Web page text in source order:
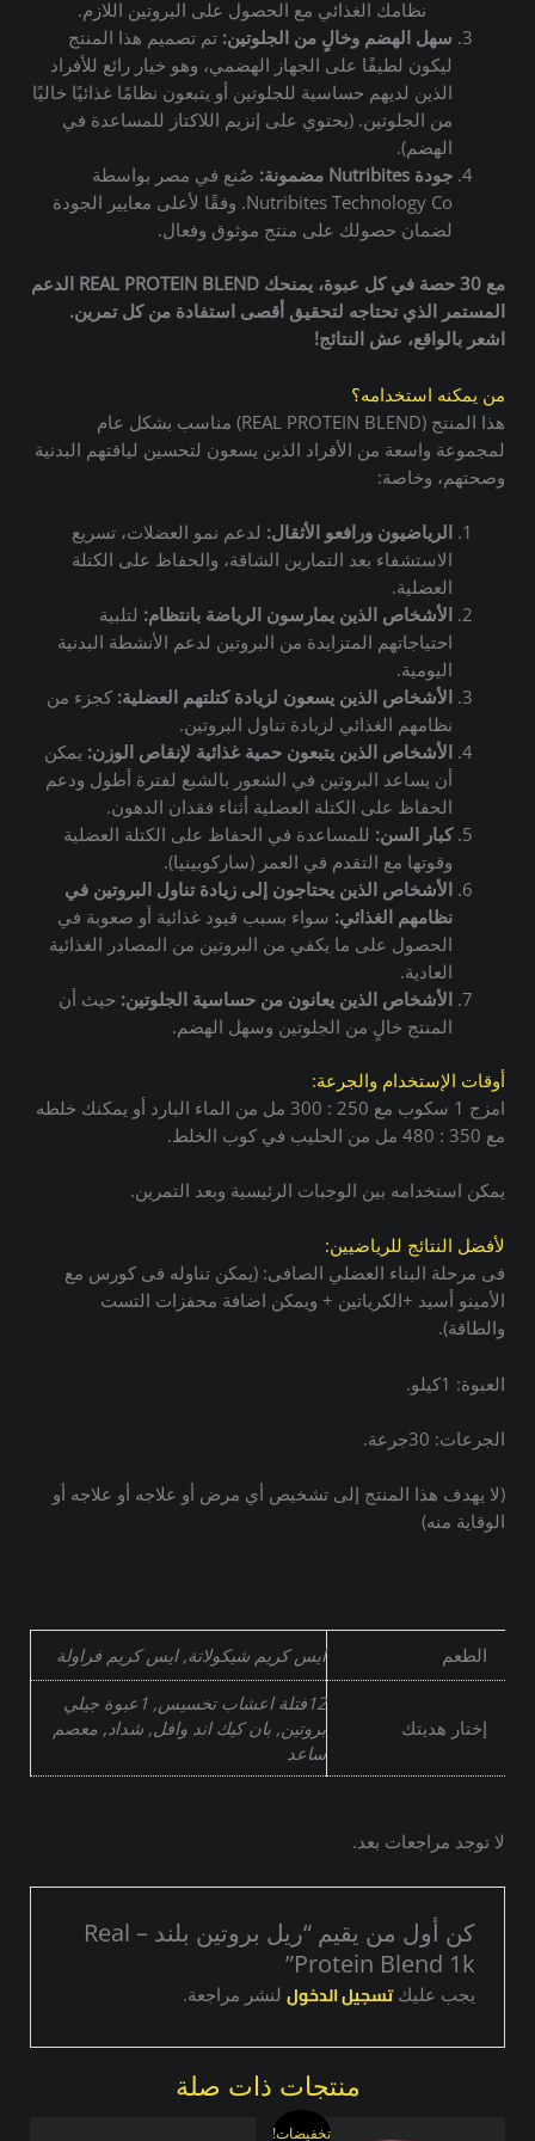
نظامك الغذائي مع الحصول على البروتين اللازم.
سهل الهضم وخالٍ من الجلوتين: تم تصميم هذا المنتج
ليكون لطيفًا على الجهاز الهضمي، وهو خيار رائع للأفراد
الذين لديهم حساسية للجلوتين أو يتبعون نظامًا غذائيًا خاليًا
من الجلوتين. (يحتوي على إنزيم اللاكتاز للمساعدة في
الهضم).
جودة Nutribites مضمونة:
صُنع في مصر بواسطة
Nutribites Technology Co. وفقًا لأعلى معايير الجودة
لضمان حصولك على منتج موثوق وفعال.
مع 30 حصة في كل عبوة، يمنحك REAL PROTEIN BLEND الدعم
المستمر الذي تحتاجه لتحقيق أقصى استفادة من كل تمرين.
اشعر بالواقع، عش النتائج!
من يمكنه استخدامه؟
هذا المنتج (REAL PROTEIN BLEND) مناسب بشكل عام
لمجموعة واسعة من الأفراد الذين يسعون لتحسين لياقتهم البدنية
وصحتهم، وخاصة:
الرياضيون ورافعو الأثقال: لدعم نمو العضلات، تسريع
الاستشفاء بعد التمارين الشاقة، والحفاظ على الكتلة
العضلية.
الأشخاص الذين يمارسون الرياضة بانتظام: لتلبية
احتياجاتهم المتزايدة من البروتين لدعم الأنشطة البدنية
اليومية.
الأشخاص الذين يسعون لزيادة كتلتهم العضلية: كجزء من
نظامهم الغذائي لزيادة تناول البروتين.
الأشخاص الذين يتبعون حمية غذائية لإنقاص الوزن: يمكن
أن يساعد البروتين في الشعور بالشبع لفترة أطول ودعم
الحفاظ على الكتلة العضلية أثناء فقدان الدهون.
كبار السن: للمساعدة في الحفاظ على الكتلة العضلية
وقوتها مع التقدم في العمر (ساركوبينيا).
الأشخاص الذين يحتاجون إلى زيادة تناول البروتين في
نظامهم الغذائي: سواء بسبب قيود غذائية أو صعوبة في
الحصول على ما يكفي من البروتين من المصادر الغذائية
العادية.
الأشخاص الذين يعانون من حساسية الجلوتين: حيث أن
المنتج خالٍ من الجلوتين وسهل الهضم.
أوقات الإستخدام والجرعة:
امزج 1 سكوب مع 250 : 300 مل من الماء البارد أو يمكنك خلطه
مع 350 : 480 مل من الحليب في كوب الخلط.
يمكن استخدامه بين الوجبات الرئيسية وبعد التمرين.
لأفضل النتائج للرياضيين:
فى مرحلة البناء العضلي الصافى: (يمكن تناوله فى كورس مع
الأمينو أسيد +الكرياتين + ويمكن اضافة محفزات التست
والطاقة).
العبوة: 1كيلو.
الجرعات: 30جرعة.
(لا يهدف هذا المنتج إلى تشخيص أي مرض أو علاجه أو علاجه أو
الوقاية منه)
الطعم ايس كريم شيكولاتة, ايس كريم فراولة
إختار هديتك
12فتلة اعشاب تخسيس, 1عبوة جيلي
بروتين, بان كيك اند وافل, شداد, معصم
ساعد
لا توجد مراجعات بعد.
كن أول من يقيم “ريل بروتين بلند – Real
Protein Blend 1k”
يجب عليكتسجيل الدخول لنشر مراجعة.
منتجات ذات صلة
تخفيضات!
السعر
هناك